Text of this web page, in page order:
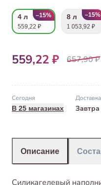
–15%
4 л
559,22 ₽
–15%
8 л
1 053,92 ₽
559,22 ₽ 657,90 ₽
Сегодня
В 25 магазинах
Доставка
Завтра
Описание
Силикагелевый